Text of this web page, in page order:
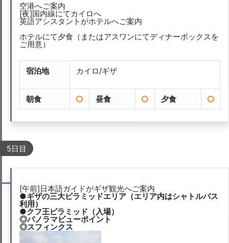
空港へご案内
[夜]国内線にてカイロへ
英語アシスタントがホテルへご案内
ホテルにて夕食（またはアスワンにてディナーボックスを
ご用意）
宿泊地 カイロ/ギザ
朝食 昼食 夕食
5日目
[午前]日本語ガイドがギザ観光へご案内
●ギザの三大ピラミッドエリア（エリア内はシャトルバス
利用）
●クフ王ピラミッド（入場）
◎パノラマビューポイント
◎スフィンクス